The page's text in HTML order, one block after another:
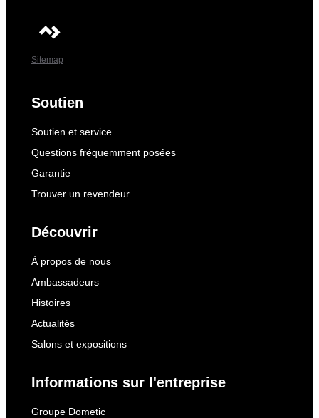
Sitemap
Soutien
Soutien et service
Questions fréquemment posées
Garantie
Trouver un revendeur
Découvrir
À propos de nous
Ambassadeurs
Histoires
Actualités
Salons et expositions
Informations sur l'entreprise
Groupe Dometic